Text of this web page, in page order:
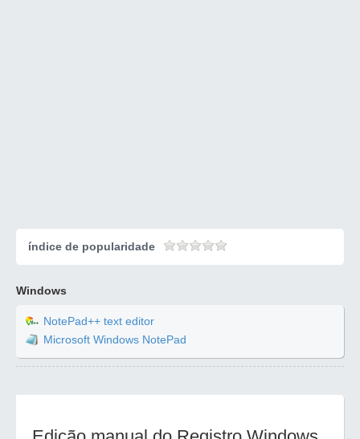
índice de popularidade
Windows
NotePad++ text editor
Microsoft Windows NotePad